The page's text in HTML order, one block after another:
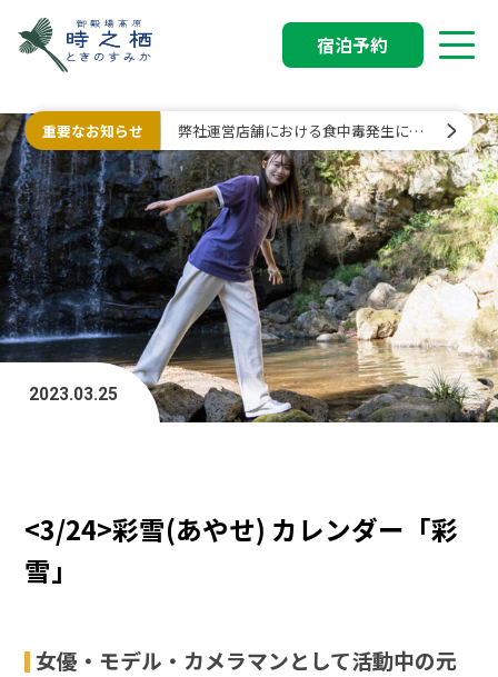
重要なお知らせ
弊社運営店舗における食中毒発生に関
するお詫びと行政処分について
宿泊予約
2023.03.25
<3/24>彩雪(あやせ) カレンダー「彩
雪」
女優・モデル・カメラマンとして活動中の元